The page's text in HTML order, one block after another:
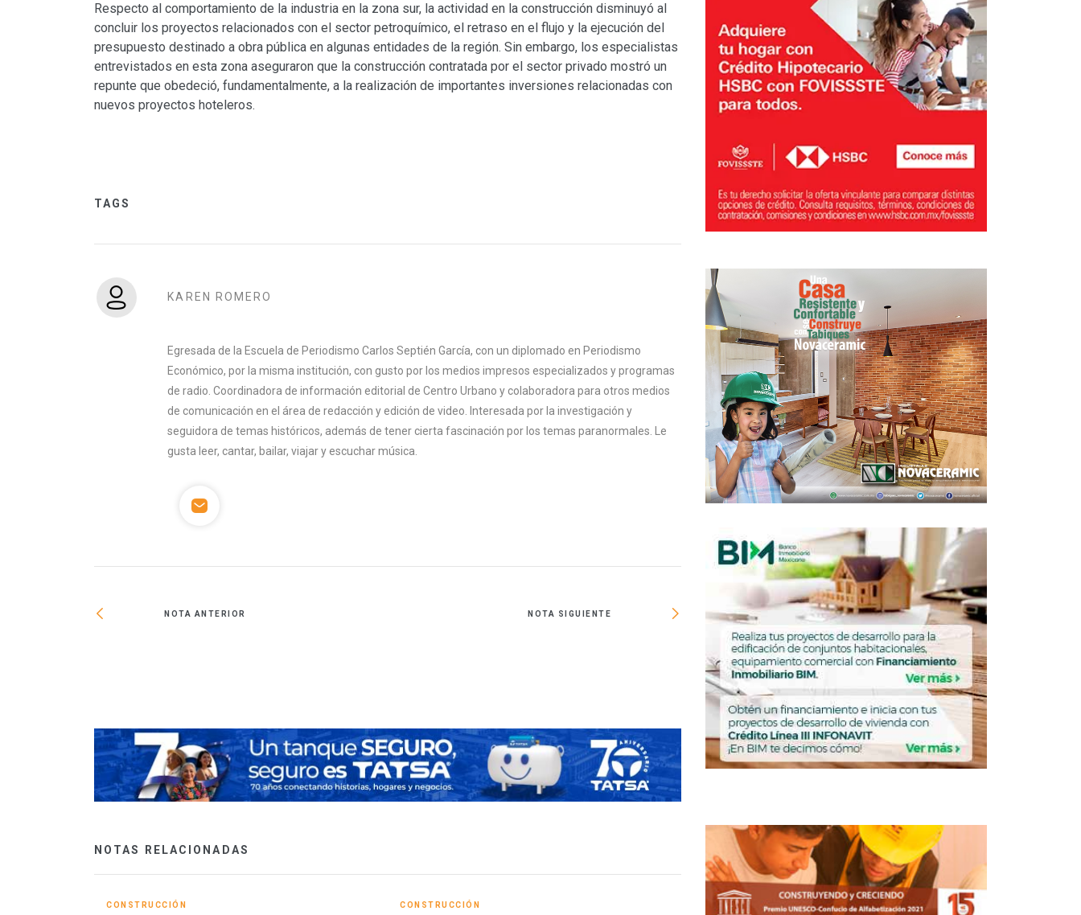
Respecto al comportamiento de la industria en la zona sur, la actividad en la construcción disminuyó al
concluir los proyectos relacionados con el sector petroquímico, el retraso en el flujo y la ejecución del
presupuesto destinado a obra pública en algunas entidades de la región. Sin embargo, los especialistas
entrevistados en esta zona aseguraron que la construcción contratada por el sector privado mostró un
repunte que obedeció, fundamentalmente, a la realización de importantes inversiones relacionadas con
nuevos proyectos hoteleros.
TAGS
KAREN ROMERO
Egresada de la Escuela de Periodismo Carlos Septién García, con un diplomado en Periodismo
Económico, por la misma institución, con gusto por los medios impresos especializados y programas
de radio. Coordinadora de información editorial de Centro Urbano y colaboradora para otros medios
de comunicación en el área de redacción y edición de video. Interesada por la investigación y
seguidora de temas históricos, además de tener cierta fascinación por los temas paranormales. Le
gusta leer, cantar, bailar, viajar y escuchar música.
NOTA ANTERIOR NOTA SIGUIENTE
Entrega Mancera proyecto de Constitución
NOTAS RELACIONADAS
CONSTRUCCIÓN CONSTRUCCIÓN CONSTRUCCIÓN